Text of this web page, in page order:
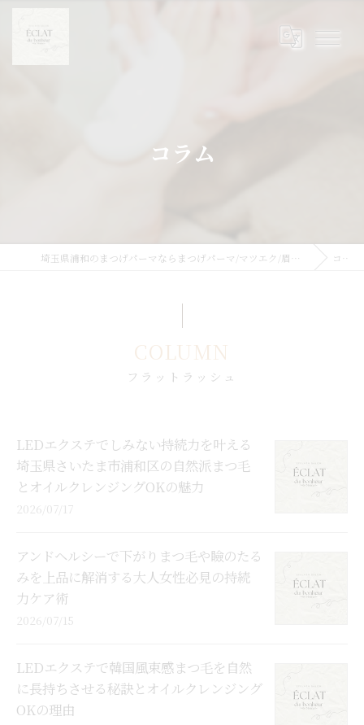
コラム
埼玉県浦和のまつげパーマならまつげパーマ/マツエク/眉毛 Eclat du Bonheur【エクラドゥボヌール】byMoana コラム
COLUMN
フラットラッシュ
LEDエクステでしみない持続力を叶える
埼玉県さいたま市浦和区の自然派まつ毛
とオイルクレンジングOKの魅力
2026/07/17
アンドヘルシーで下がりまつ毛や瞼のたる
みを上品に解消する大人女性必見の持続
力ケア術
2026/07/15
LEDエクステで韓国風束感まつ毛を自然
に長持ちさせる秘訣とオイルクレンジング
OKの理由